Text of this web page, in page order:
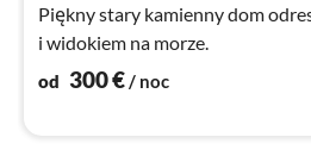
Piękny stary kamienny dom
i widokiem na morze.
od 300€/ noc